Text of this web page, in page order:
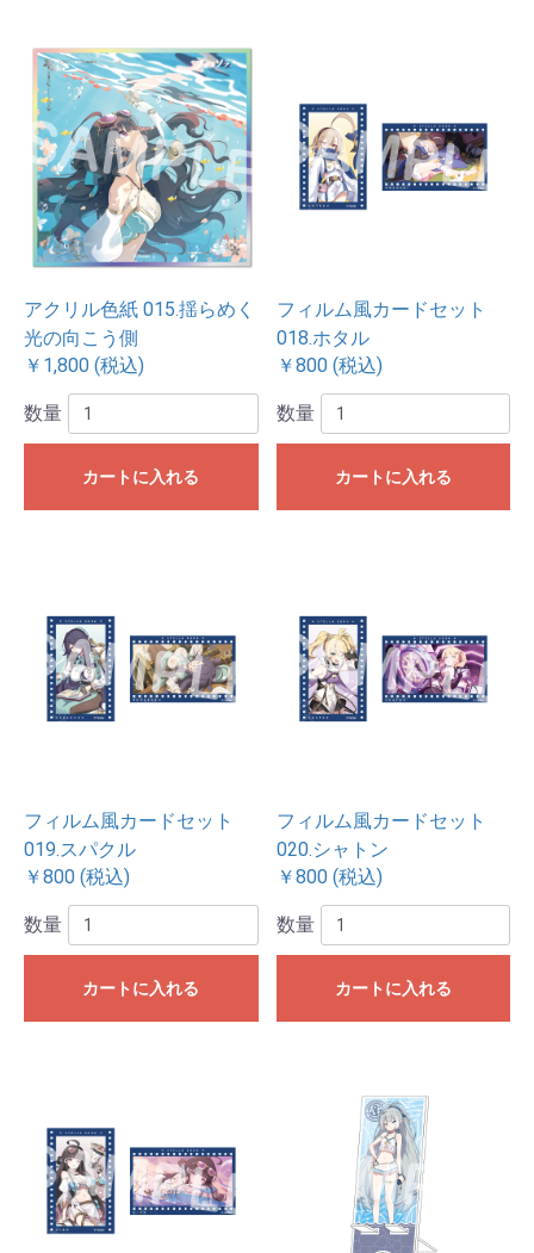
アクリル色紙 015.揺らめく
光の向こう側
￥1,800 (税込)
数量
カートに入れる
フィルム風カードセット
018.ホタル
￥800 (税込)
数量
カートに入れる
フィルム風カードセット
019.スパクル
￥800 (税込)
数量
カートに入れる
フィルム風カードセット
020.シャトン
￥800 (税込)
数量
カートに入れる